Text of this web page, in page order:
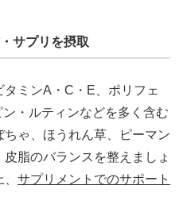
サプリを摂取
ミンA・C・E、ポリフェ
・ルティンなどを多く含む
ゃ、ほうれん草、ピーマン
脂のバランスを整えましょ
サプリメントでのサポート